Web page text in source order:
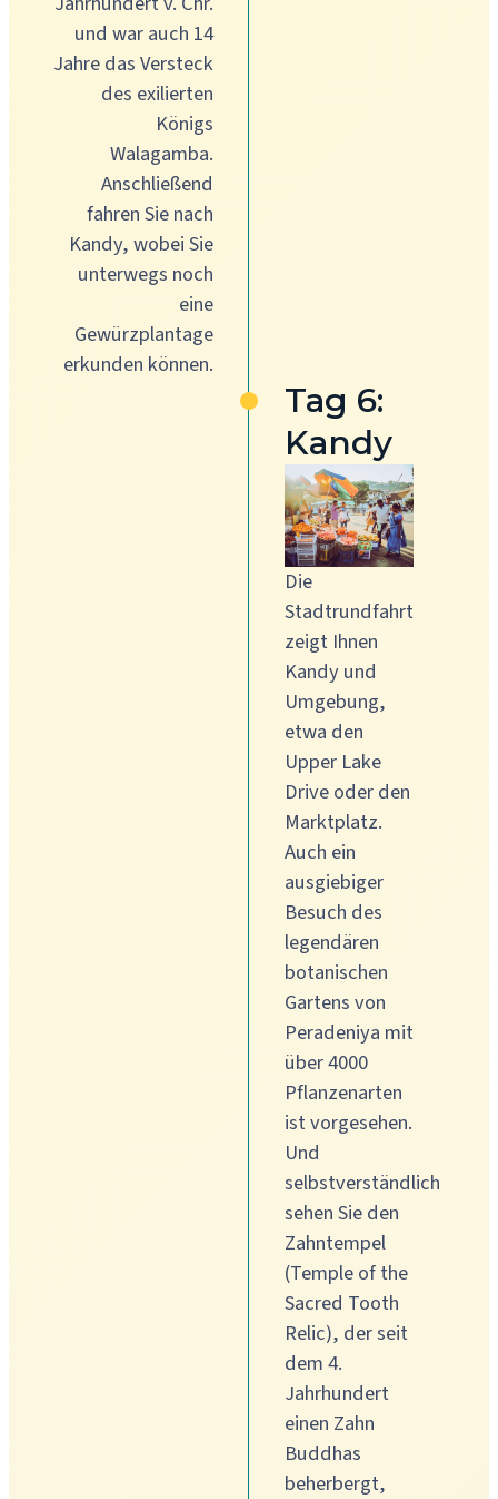
und war auch 14
Jahre das Versteck
des exilierten
Königs
Walagamba.
Anschließend
fahren Sie nach
Kandy, wobei Sie
unterwegs noch
eine
Gewürzplantage
erkunden können.
Tag 6:
Kandy
Die
Stadtrundfahrt
zeigt Ihnen
Kandy und
Umgebung,
etwa den
Upper Lake
Drive oder den
Marktplatz.
Auch ein
ausgiebiger
Besuch des
legendären
botanischen
Gartens von
Peradeniya mit
über 4000
Pflanzenarten
ist vorgesehen.
Und
selbstverständlich
sehen Sie den
Zahntempel
(Temple of the
Sacred Tooth
Relic), der seit
dem 4.
Jahrhundert
einen Zahn
Buddhas
beherbergt,